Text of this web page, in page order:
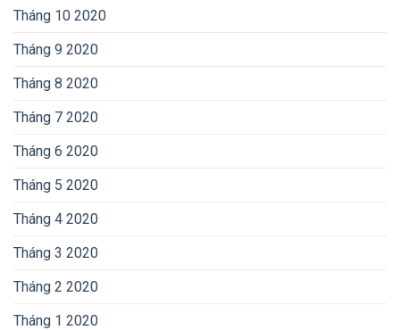
Tháng 10 2020
Tháng 9 2020
Tháng 8 2020
Tháng 7 2020
Tháng 6 2020
Tháng 5 2020
Tháng 4 2020
Tháng 3 2020
Tháng 2 2020
Tháng 1 2020